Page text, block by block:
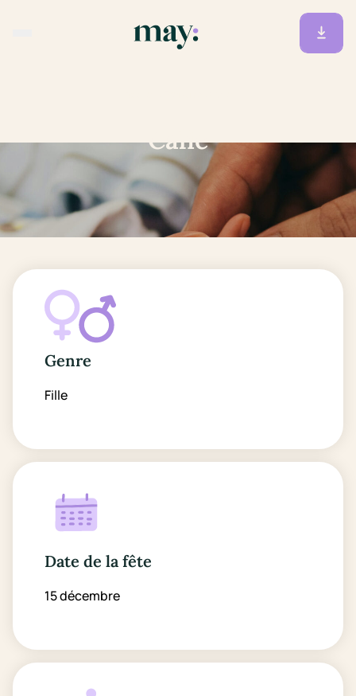
Calie
Genre
Fille
Date de la fête
15 décembre